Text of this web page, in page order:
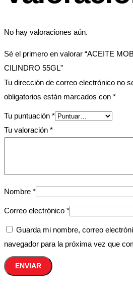
No hay valoraciones aún.
Sé el primero en valorar “ACEITE
CILINDRO 55GL”
Tu dirección de correo electrónico no
obligatorios están marcados con *
Tu puntuación *
Tu valoración *
Nombre *
Correo electrónico *
Guarda mi nombre, correo
navegador para la próxima vez que